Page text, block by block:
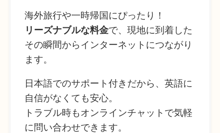
海外旅行や一時帰国にぴったり！
リーズナブルな料金で、現地に到着した
その瞬間からインターネットにつながり
ます。
日本語でのサポート付きだから、英語に
自信がなくても安心。
トラブル時もオンラインチャットで気軽
に問い合わせできます。